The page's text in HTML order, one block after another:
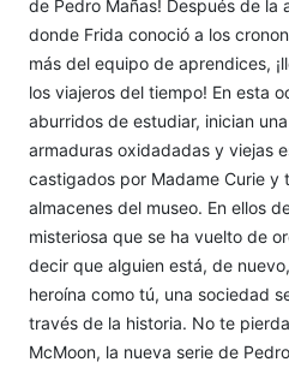
de Pedro Mañas! Después de la
donde Frida conoció a los
más del equipo de aprendices,
los viajeros del tiempo! En esta
aburridos de estudiar, inician
armaduras oxidadadas y viejas
castigados por Madame Curie y
almacenes del museo. En ellos
misteriosa que se ha vuelto de
decir que alguien está, de
heroína como tú, una sociedad
través de la historia. No te
McMoon, la nueva serie de